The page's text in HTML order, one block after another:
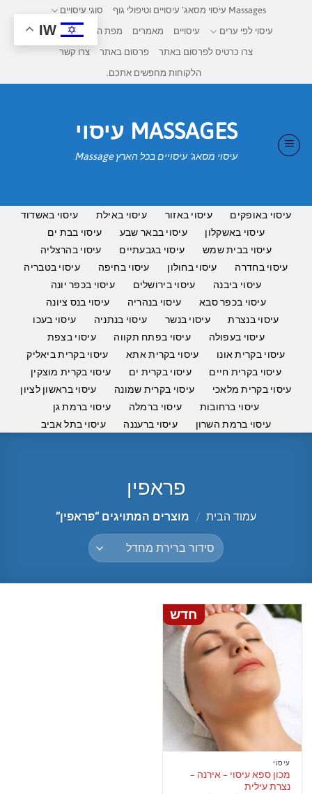
Massages עיסוי מסאג’ עיסויים וטיפולי גוף
סוגי עיסויים
עיסוי לפי ערים
עיסויים מאמרים
מפת העיסויים בישראל
צרו כרטיס לפרסום באתר
פרסום באתר
צרו קשר
הלקוחות מחפשים אתכם.
MASSAGES עיסוי
עיסוי מסאג' עיסויים בכל הארץ Massage
עיסוי באופקים עיסוי באזור עיסוי באילת
עיסוי באשדוד
עיסוי באשקלון
עיסוי בבאר שבע
עיסוי בבת ים
עיסוי בבית שמש
עיסוי בגבעתיים
עיסוי בהרצליה
עיסוי בחדרה
עיסוי בחולון עיסוי בחיפה
עיסוי בטבריה
עיסוי ביבנה
עיסוי בירושלים
עיסוי בכפר יונה
עיסוי בכפר סבא
עיסוי בנהריה
עיסוי בנס ציונה
עיסוי בנצרת
עיסוי בנשר עיסוי בנתניה
עיסוי בעכו
עיסוי בעפולה
עיסוי בפתח תקווה
עיסוי בצפת
עיסוי בקרית אונו
עיסוי בקרית אתא
עיסוי בקרית ביאליק
עיסוי בקרית חיים
עיסוי בקרית ים
עיסוי בקרית מוצקין
עיסוי בקרית מלאכי
עיסוי בקרית שמונה
עיסוי בראשון לציון
עיסוי ברחובות
עיסוי ברמלה
עיסוי ברמת גן
עיסוי ברמת השרון
עיסוי ברעננה עיסוי בתל אביב
פראפין
עמוד הבית / מוצרים המתויגים “פראפין”
חדש
עיסוי
מכון ספא עיסוי – אירנה –
נצרת עילית
IW